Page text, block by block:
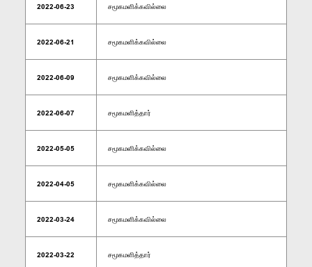
2022-06-23 சமூகமளிக்கவில்லை
2022-06-21 சமூகமளிக்கவில்லை
2022-06-09 சமூகமளிக்கவில்லை
2022-06-07 சமூகமளித்தார்
2022-05-05 சமூகமளிக்கவில்லை
2022-04-05 சமூகமளிக்கவில்லை
2022-03-24 சமூகமளிக்கவில்லை
2022-03-22 சமூகமளித்தார்